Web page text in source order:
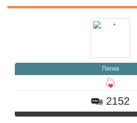
Пепка
2152